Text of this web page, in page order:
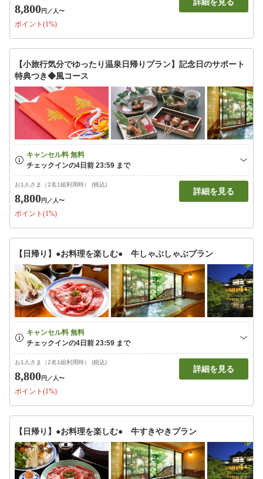
8,800円 ／人〜
ポイント(1%)
【小旅行気分でゆったり温泉日帰りプラン】記念日のサポート
特典つき◆風コース
お1人さま（2名1組利用時） (税込)
8,800円 ／人〜
ポイント(1%)
詳細を見る
【日帰り】●お料理を楽しむ● 牛しゃぶしゃぶプラン
お1人さま（2名1組利用時） (税込)
8,800円 ／人〜
ポイント(1%)
詳細を見る
【日帰り】●お料理を楽しむ● 牛すきやきプラン